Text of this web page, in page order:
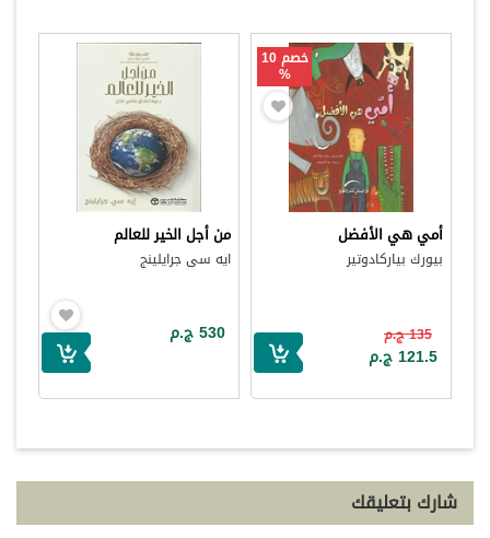
خصم 10
%
أمي هي الأفضل
بيورك بياركادوتير
135 ج.م
121.5 ج.م
من أجل الخير للعالم
ايه سى جرايلينج
530 ج.م
شارك بتعليقك